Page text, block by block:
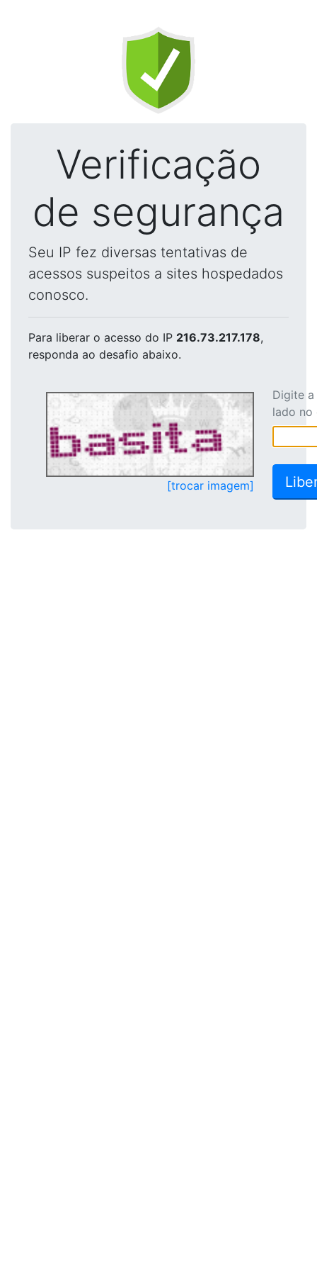
Verificação
de segurança
Seu IP fez diversas tentativas de
acessos suspeitos a sites hospedados
conosco.
Para liberar o acesso do IP 216.73.217.178,
responda ao desafio abaixo.
[trocar imagem]
Digite
lado no